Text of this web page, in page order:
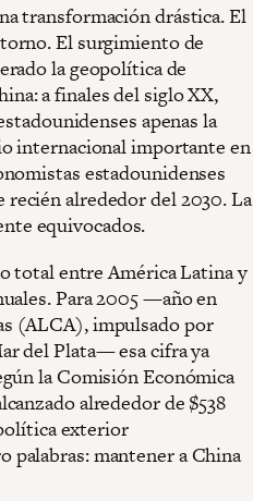
transformación drástica. El
El surgimiento de
la geopolítica de
a finales del siglo XX,
apenas la
internacional importante en
estadounidenses
alrededor del 2030. La
equivocados.
total entre América Latina y
Para 2005 —año en
(ALCA), impulsado por
del Plata— esa cifra ya
la Comisión Económica
alrededor de $538
exterior
palabras: mantener a China